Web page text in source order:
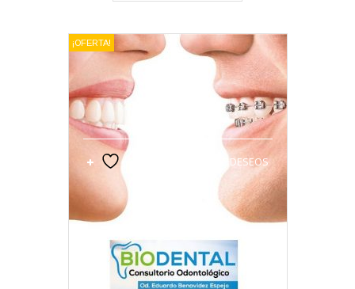
¡OFERTA!
AÑADIR A LA LISTA DE DESEOS